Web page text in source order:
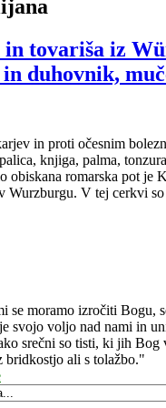
tovariša iz
duhovnik,
in proti očesnim
knjiga, palma,
obiskana romarska pot je
Wurzburgu. V tej cerkvi
se moramo izročiti Bogu,
svojo voljo nad nami in
srečni so tisti, ki jih
bridkostjo ali s tolažbo."